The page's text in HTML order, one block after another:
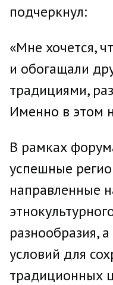
подчеркнул:
«Мне хочется,
и обогащали
традициями,
Именно в этом
В рамках
успешные
направленные
разнообразия,
условий для
традиционных